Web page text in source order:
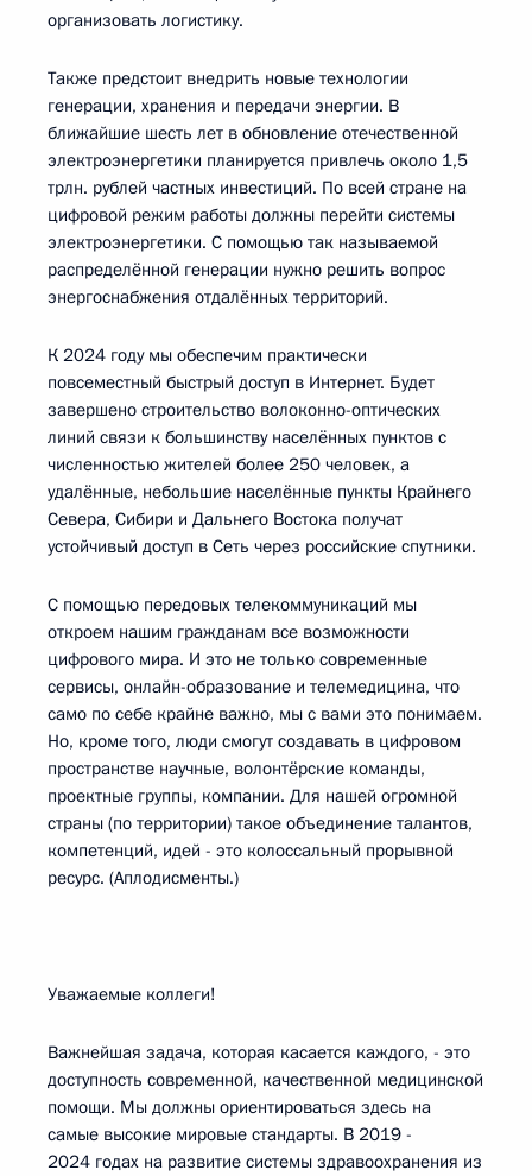
организовать логистику.
Также предстоит внедрить новые технологии
генерации, хранения и передачи энергии. В
ближайшие шесть лет в обновление отечественной
электроэнергетики планируется привлечь около 1,5
трлн. рублей частных инвестиций. По всей стране на
цифровой режим работы должны перейти системы
электроэнергетики. С помощью так называемой
распределённой генерации нужно решить вопрос
энергоснабжения отдалённых территорий.
К 2024 году мы обеспечим практически
повсеместный быстрый доступ в Интернет. Будет
завершено строительство волоконно-оптических
линий связи к большинству населённых пунктов с
численностью жителей более 250 человек, а
удалённые, небольшие населённые пункты Крайнего
Севера, Сибири и Дальнего Востока получат
устойчивый доступ в Сеть через российские спутники.
С помощью передовых телекоммуникаций мы
откроем нашим гражданам все возможности
цифрового мира. И это не только современные
сервисы, онлайн-образование и телемедицина, что
само по себе крайне важно, мы с вами это понимаем.
Но, кроме того, люди смогут создавать в цифровом
пространстве научные, волонтёрские команды,
проектные группы, компании. Для нашей огромной
страны (по территории) такое объединение талантов,
компетенций, идей - это колоссальный прорывной
ресурс. (Аплодисменты.)
Уважаемые коллеги!
Важнейшая задача, которая касается каждого, - это
доступность современной, качественной медицинской
помощи. Мы должны ориентироваться здесь на
самые высокие мировые стандарты. В 2019 -
2024 годах на развитие системы здравоохранения из